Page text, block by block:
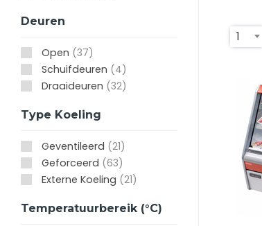
Deuren
Open (37)
Schuifdeuren (4)
Draaideuren (32)
Type Koeling
Geventileerd (21)
Geforceerd (63)
Externe Koeling (21)
Temperatuurbereik (°C)
1